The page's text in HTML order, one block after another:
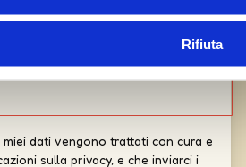
Rifiuta
miei dati vengono trattati con cura e
sulla privacy, e che inviarci i